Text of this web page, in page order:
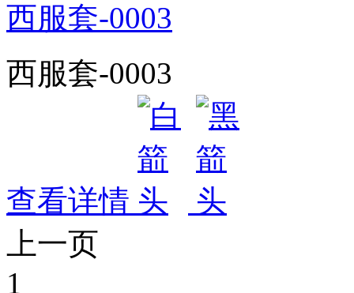
西服套-0003
西服套-0003
查看详情
上一页
1